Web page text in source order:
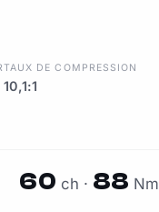
TAUX DE COMPRESSION
10,1:1
60 ch · 88 Nm